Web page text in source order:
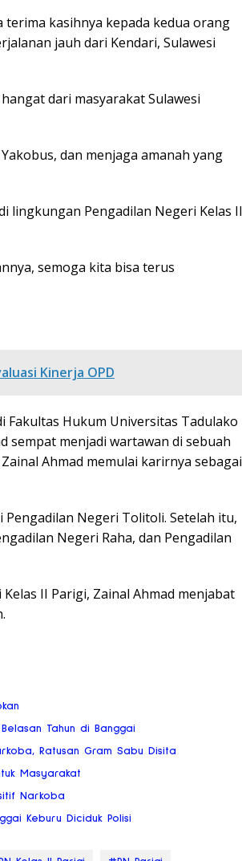
terima kasihnya kepada kedua orang
jauh dari Kendari, Sulawesi
dari masyarakat Sulawesi
dan menjaga amanah yang
lingkungan Pengadilan Negeri Kelas II
semoga kita bisa terus
Kinerja OPD
Fakultas Hukum Universitas Tadulako
sempat menjadi wartawan di sebuah
Ahmad memulai karirnya sebagai
Pengadilan Negeri Tolitoli. Setelah itu,
Negeri Raha, dan Pengadilan
II Parigi, Zainal Ahmad menjabat
Tahun di Banggai
Ratusan Gram Sabu Disita
Masyarakat
Narkoba
Keburu Diciduk Polisi